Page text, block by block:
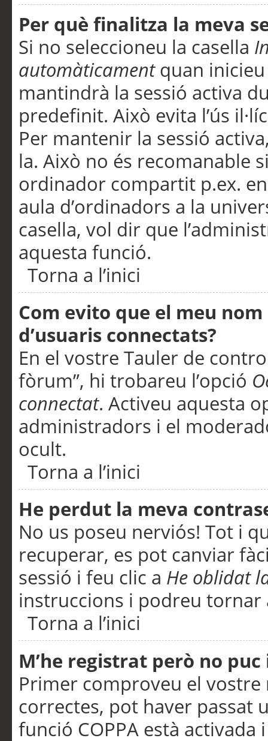
Per què finalitza la meva
Si no seleccioneu la casella
automàticamentquan inicieu
mantindrà la sessió activa
predefinit. Això evita l’ús
Per mantenir la sessió
la. Això no és recomanable
ordinador compartit p.ex.
aula d’ordinadors a la
casella, vol dir que
aquesta funció.
Torna a l’inici
Com evito que el meu
d’usuaris connectats?
En el vostre Tauler de
fòrum”, hi trobareu l’opció
connectat. Activeu aquesta
administradors i el
ocult.
Torna a l’inici
He perdut la meva
No us poseu nerviós! Tot i
recuperar, es pot canviar
sessió i feu clic a He oblidat
instruccions i podreu tornar
Torna a l’inici
M’he registrat però no
Primer comproveu el vostre
correctes, pot haver passat
funció COPPA està